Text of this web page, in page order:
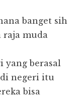
banget sih
raja muda
yang berasal
negeri itu
bisa